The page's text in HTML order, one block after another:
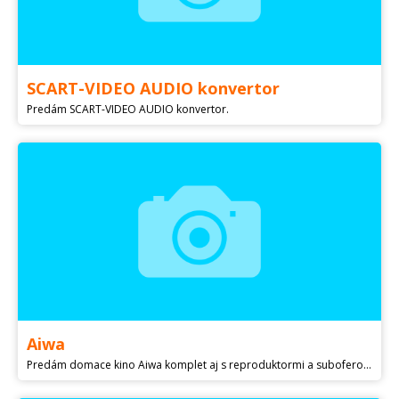
SCART-VIDEO AUDIO konvertor
Predám SCART-VIDEO AUDIO konvertor.
Aiwa
Predám domace kino Aiwa komplet aj s reproduktormi a suboferom cena 45 eur plus DVD Philips za 10 eur